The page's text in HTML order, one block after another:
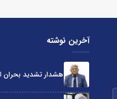
آخرین نوشته
هشدار تشدید بحران